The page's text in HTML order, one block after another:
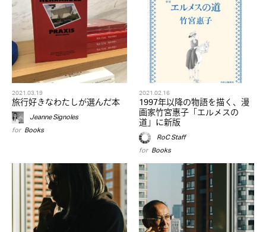
2021.03.19
旅行好きなわたしが選んだ本
Jeanne Signoles
for Books
2021.02.16
1997年以降の物語を描く、漫
画家竹宮惠子「エルメスの
道」に新版
RoC Staff
for Books